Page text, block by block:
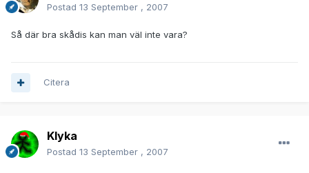
Postad 13 September , 2007
Så där bra skådis kan man väl inte vara?
Citera
Klyka
Postad 13 September , 2007